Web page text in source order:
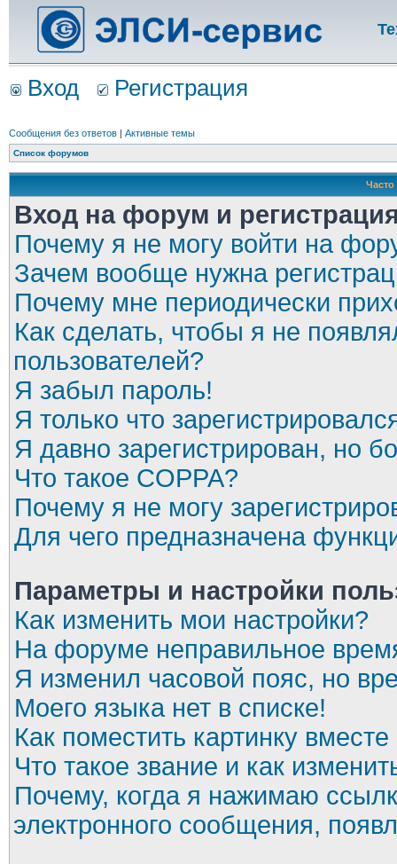
Вход Регистрация
Сообщения без ответов | Активные темы
Список форумов
Вход на форум и
Почему я не могу войти на
Зачем вообще нужна
Почему мне периодически
Как сделать, чтобы я не
пользователей?
Я забыл пароль!
Я только что
Я давно зарегистрирован, но
Что такое COPPA?
Почему я не могу
Для чего предназначена
Параметры и настройки
Как изменить мои настройки?
На форуме неправильное
Я изменил часовой пояс, но
Моего языка нет в списке!
Как поместить картинку
Что такое звание и как
Почему, когда я нажимаю
электронного сообщения,